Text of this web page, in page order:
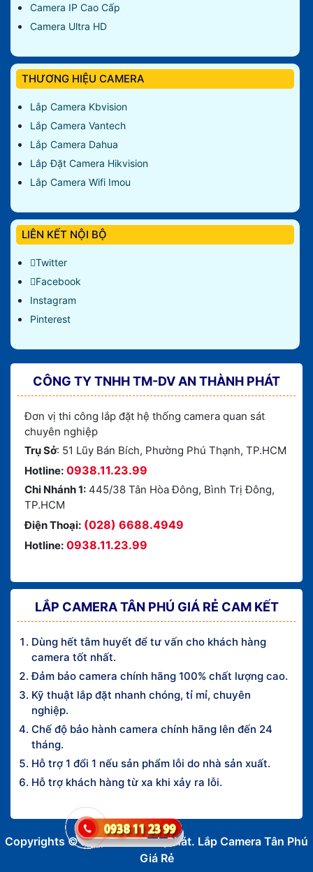
Camera IP Cao Cấp
Camera Ultra HD
THƯƠNG HIỆU CAMERA
Lắp Camera Kbvision
Lắp Camera Vantech
Lắp Camera Dahua
Lắp Đặt Camera Hikvision
Lắp Camera Wifi Imou
LIÊN KẾT NỘI BỘ
Twitter
Facebook
Instagram
Pinterest
CÔNG TY TNHH TM-DV AN THÀNH PHÁT
Đơn vị thi công lắp đặt hệ thống camera quan sát
chuyên nghiệp
Trụ Sở: 51 Lũy Bán Bích, Phường Phú Thạnh, TP.HCM
Hotline: 0938.11.23.99
Chi Nhánh 1: 445/38 Tân Hòa Đông, Bình Trị Đông,
TP.HCM
Điện Thoại: (028) 6688.4949
Hotline: 0938.11.23.99
LẮP CAMERA TÂN PHÚ GIÁ RẺ CAM KẾT
Dùng hết tâm huyết để tư vấn cho khách hàng
camera tốt nhất.
Đảm bảo camera chính hãng 100% chất lượng cao.
Kỹ thuật lắp đặt nhanh chóng, tỉ mỉ, chuyên
nghiệp.
Chế độ bảo hành camera chính hãng lên đến 24
tháng.
Hỗ trợ 1 đổi 1 nếu sản phẩm lỗi do nhà sản xuất.
Hỗ trợ khách hàng từ xa khi xảy ra lỗi.
Copyrights © 2016 An Thành Phát. Lắp Camera Tân Phú
Giá Rẻ